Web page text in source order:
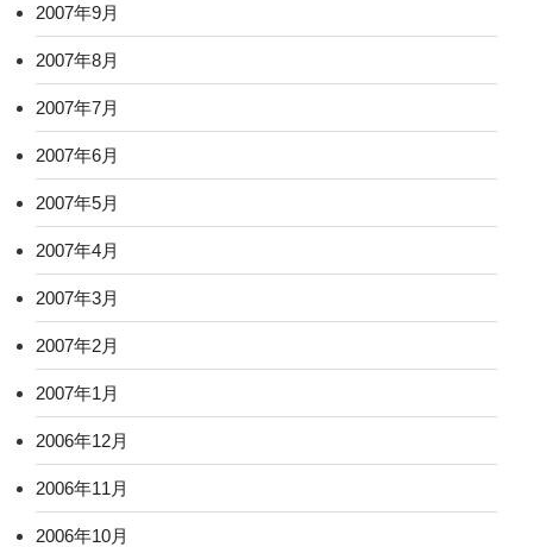
2007年9月
2007年8月
2007年7月
2007年6月
2007年5月
2007年4月
2007年3月
2007年2月
2007年1月
2006年12月
2006年11月
2006年10月